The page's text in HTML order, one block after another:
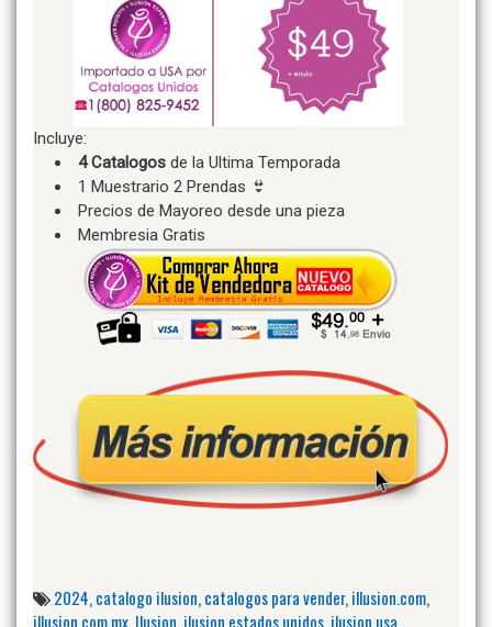
Incluye:
4 Catalogos de la Ultima Temporada
1 Muestrario 2 Prendas 👙
Precios de Mayoreo desde una pieza
Membresia Gratis
2024,catalogo ilusion,catalogos para vender,illusion.com,
illusion.com.mx,Ilusion,ilusion estados unidos,ilusion usa,